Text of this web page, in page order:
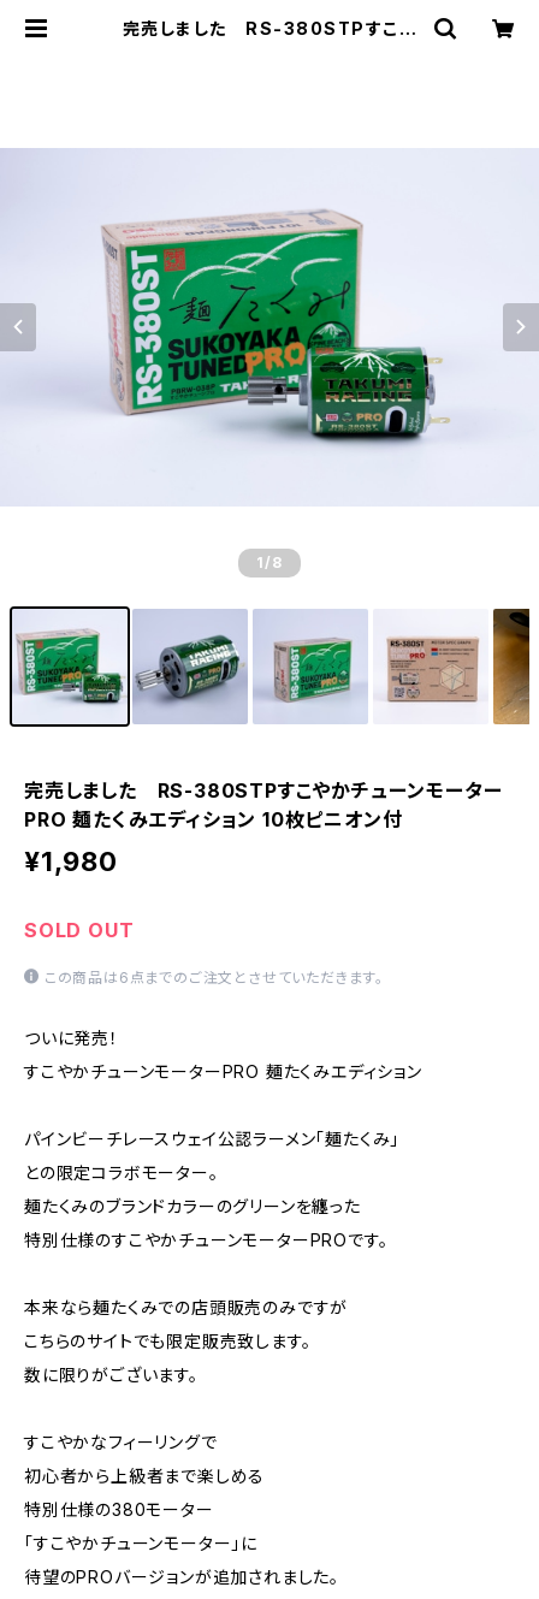
完売しました RS-380STPすこや
1 /8
完売しました RS-380STPすこやかチューンモーター
PRO 麺たくみエディション 10枚ピニオン付
¥1,980
SOLD OUT
この商品は6点までのご注文とさせていただきます。
ついに発売！
すこやかチューンモーターPRO 麺たくみエディション
パインビーチレースウェイ公認ラーメン「麺たくみ」
との限定コラボモーター。
麺たくみのブランドカラーのグリーンを纏った
特別仕様のすこやかチューンモーターPROです。
本来なら麺たくみでの店頭販売のみですが
こちらのサイトでも限定販売致します。
数に限りがございます。
すこやかなフィーリングで
初心者から上級者まで楽しめる
特別仕様の380モーター
「すこやかチューンモーター」に
待望のPROバージョンが追加されました。